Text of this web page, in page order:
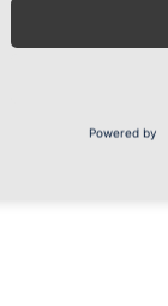
Powered by